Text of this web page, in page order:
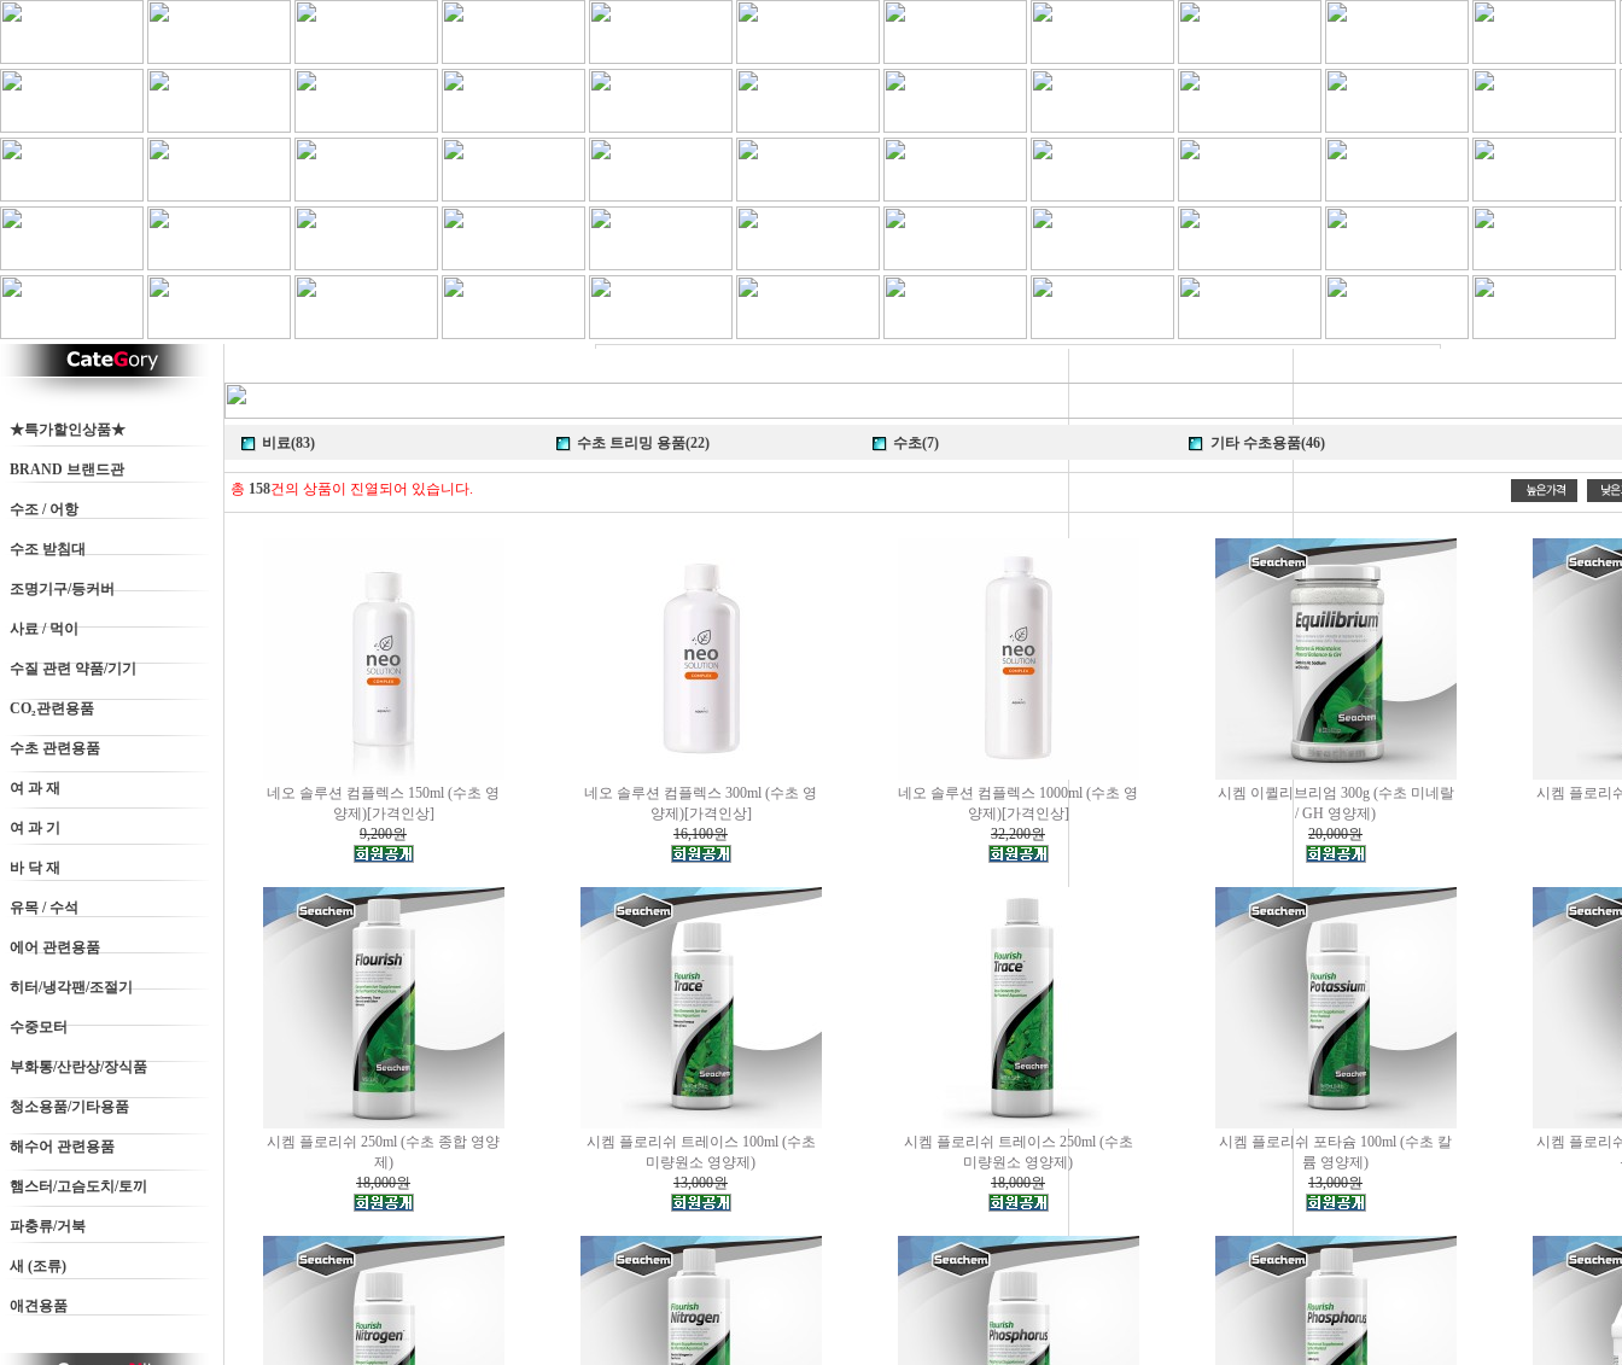
★특가할인상품★
BRAND 브랜드관
수조 / 어항
수조 받침대
조명기구/등커버
사료 / 먹이
수질 관련 약품/기기
CO₂관련용품
수초 관련용품
여 과 재
여 과 기
바 닥 재
유목 / 수석
에어 관련용품
히터/냉각팬/조절기
수중모터
부화통/산란상/장식품
청소용품/기타용품
해수어 관련용품
햄스터/고슴도치/토끼
파충류/거북
새 (조류)
애견용품
비료(83) 수초 트리밍 용품(22) 수초(7) 기타 수초용품(46)
총 158건의 상품이 진열되어 있습니다.
네오 솔루션 컴플렉스 150ml (수초 영
양제)[가격인상]
9,200원
네오 솔루션 컴플렉스 300ml (수초 영
양제)[가격인상]
16,100원
네오 솔루션 컴플렉스 1000ml (수초 영
양제)[가격인상]
32,200원
시켐 이퀼리브리엄 300g (수초 미네랄
/ GH 영양제)
20,000원
시켐 플로리
시켐 플로리쉬 250ml (수초 종합 영양
제)
18,000원
시켐 플로리쉬 트레이스 100ml (수초
미량원소 영양제)
13,000원
시켐 플로리쉬 트레이스 250ml (수초
미량원소 영양제)
18,000원
시켐 플로리쉬 포타슘 100ml (수초 칼
륨 영양제)
13,000원
시켐 플로리